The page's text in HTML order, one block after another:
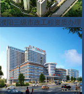
濮阳三级市政工程资质办理